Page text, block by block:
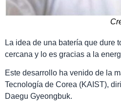
La idea de una batería que dure
cercana y lo es gracias a la
Este desarrollo ha venido de la
Tecnología de Corea (KAIST),
Daegu Gyeongbuk.